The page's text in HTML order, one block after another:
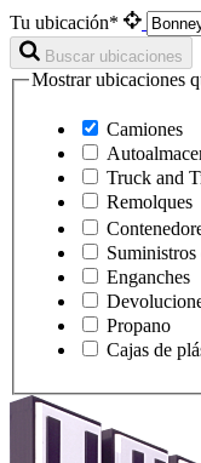
Tu ubicación*
Buscar ubicaciones
Mostrar ubicaciones
Camiones
Truck and
Remolques
Suministros
Enganches
Propano
Cajas de